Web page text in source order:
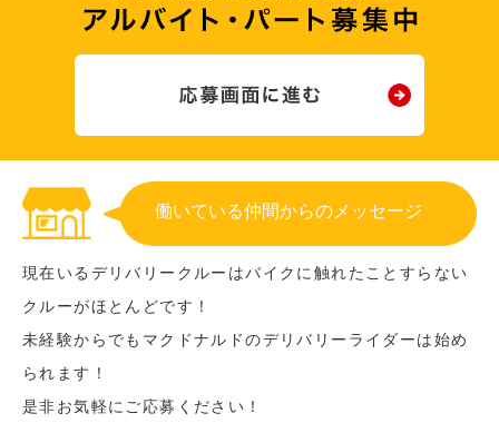
働いている仲間からのメッセージ
現在いるデリバリークルーはバイクに触れたことすらない
クルーがほとんどです！
未経験からでもマクドナルドのデリバリーライダーは始め
られます！
是非お気軽にご応募ください！